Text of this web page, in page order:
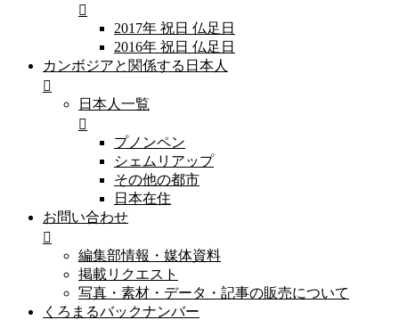
2017年 祝日 仏足日
2016年 祝日 仏足日
カンボジアと関係する日本人
日本人一覧
プノンペン
シェムリアップ
その他の都市
日本在住
お問い合わせ
編集部情報・媒体資料
掲載リクエスト
写真・素材・データ・記事の販売について
くろまるバックナンバー